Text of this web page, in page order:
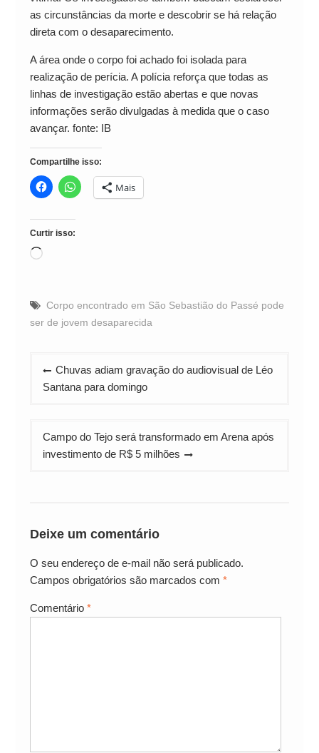
as circunstâncias da morte e descobrir se há relação
direta com o desaparecimento.
A área onde o corpo foi achado foi isolada para
realização de perícia. A polícia reforça que todas as
linhas de investigação estão abertas e que novas
informações serão divulgadas à medida que o caso
avançar. fonte: IB
Compartilhe isso:
Mais
Curtir isso:
Carregando...
Corpo encontrado em São Sebastião do Passé pode
ser de jovem desaparecida
Navegação
de
Chuvas adiam gravação do audiovisual de Léo
Santana para domingo
Campo do Tejo será transformado em Arena após
investimento de R$ 5 milhões
Deixe um comentário
O seu endereço de e-mail não será publicado.
Campos obrigatórios são marcados com *
Comentário *